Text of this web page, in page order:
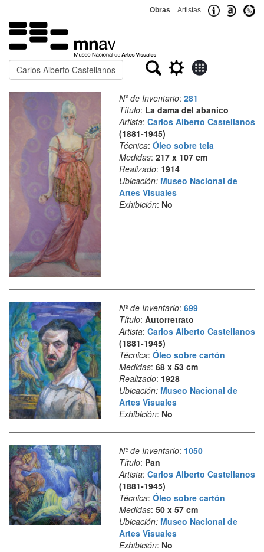
Obras Artistas
Buscar
Nº de Inventario: 281
Título: La dama del abanico
Artista: Carlos Alberto Castellanos
(1881-1945)
Técnica: Óleo sobre tela
Medidas: 217 x 107 cm
Realizado: 1914
Ubicación: Museo Nacional de
Artes Visuales
Exhibición: No
Nº de Inventario: 699
Título: Autorretrato
Artista: Carlos Alberto Castellanos
(1881-1945)
Técnica: Óleo sobre cartón
Medidas: 68 x 53 cm
Realizado: 1928
Ubicación: Museo Nacional de
Artes Visuales
Exhibición: No
Nº de Inventario: 1050
Título: Pan
Artista: Carlos Alberto Castellanos
(1881-1945)
Técnica: Óleo sobre cartón
Medidas: 50 x 57 cm
Ubicación: Museo Nacional de
Artes Visuales
Exhibición: No